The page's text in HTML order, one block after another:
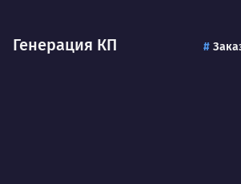
Генерация КП